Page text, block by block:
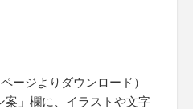
ージよりダウンロード）
」欄に、イラストや文字